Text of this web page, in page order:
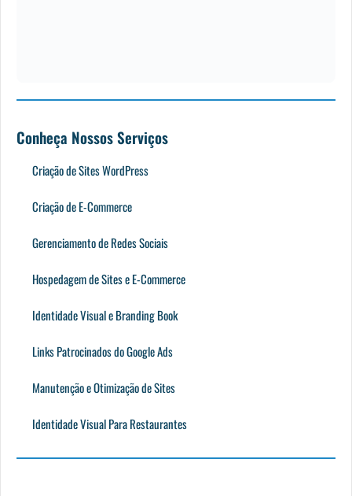
Conheça Nossos Serviços
Criação de Sites WordPress
Criação de E-Commerce
Gerenciamento de Redes Sociais
Hospedagem de Sites e E-Commerce
Identidade Visual e Branding Book
Links Patrocinados do Google Ads
Manutenção e Otimização de Sites
Identidade Visual Para Restaurantes